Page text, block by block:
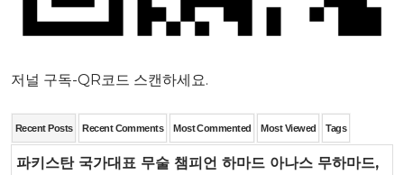
저널 구독-QR코드 스캔하세요.
Recent Posts Recent Comments Most Commented Most Viewed Tags
파키스탄 국가대표 무술 챔피언 하마드 아나스 무하마드,